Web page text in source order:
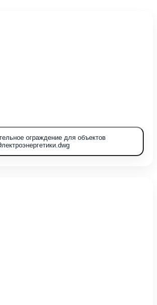
ограждение для объектов